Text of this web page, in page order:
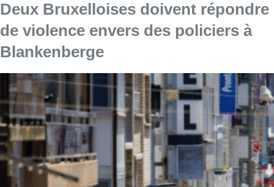
Deux Bruxelloises doivent répondre
de violence envers des policiers à
Blankenberge